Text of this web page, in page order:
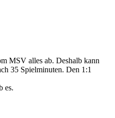
MSV alles ab. Deshalb kann
35 Spielminuten. Den 1:1
es.